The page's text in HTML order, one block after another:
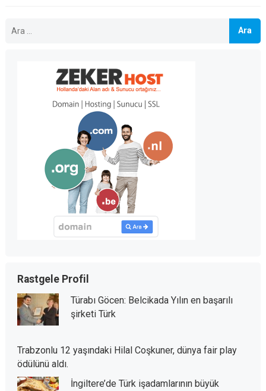
Rastgele Profil
Türabı Göcen: Belcikada Yılın en başarılı
şirketi Türk
Trabzonlu 12 yaşındaki Hilal Coşkuner, dünya fair play
ödülünü aldı.
İngiltere’de Türk işadamlarının büyük